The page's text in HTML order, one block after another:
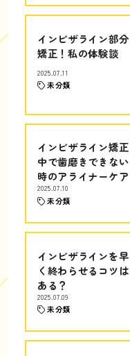
インビザライン部分
矯正！私の体験談
2025.07.11
未分類
インビザライン矯正
中で歯磨きできない
時のアライナーケア
2025.07.10
未分類
インビザラインを早
く終わらせるコツは
ある？
2025.07.09
未分類